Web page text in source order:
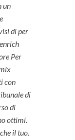
un
di per
Per
con
di
di
ottimi.
il tuo.